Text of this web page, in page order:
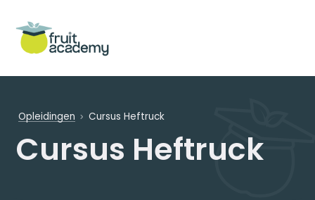
Opleidingen Cursus Heftruck
Cursus Heftruck